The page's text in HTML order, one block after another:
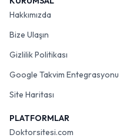
Hakkımızda
Bize Ulaşın
Gizlilik Politikası
Google Takvim Entegrasyonu
Site Haritası
PLATFORMLAR
Doktorsitesi.com